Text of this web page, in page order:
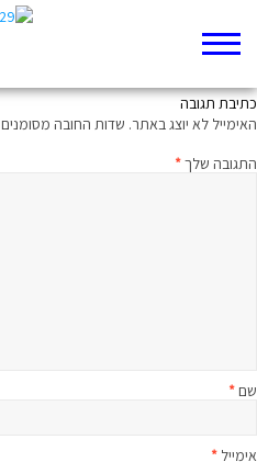
כתיבת תגובה
האימייל לא יוצג באתר. שדות החובה מסומנים
התגובה שלך*
שם*
אימייל *